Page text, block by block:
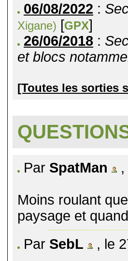
06/08/2022 :
Xigane) [GPX]
26/06/2018 :
et blocs
[Toutes les sorties
Par SpatMan
Moins roulant
paysage et
Par SebL , le